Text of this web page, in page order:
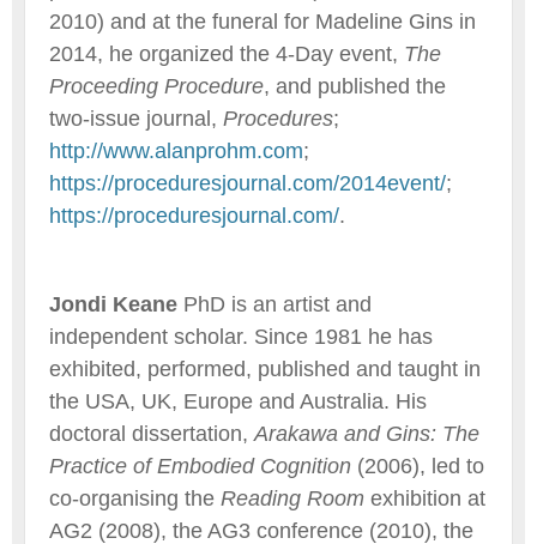
2010) and at the funeral for Madeline Gins in
2014, he organized the 4-Day event, The
Proceeding Procedure, and published the
two-issue journal, Procedures;
http://www.alanprohm.com;
https://proceduresjournal.com/2014event/;
https://proceduresjournal.com/.
Jondi Keane PhD is an artist and
independent scholar. Since 1981 he has
exhibited, performed, published and taught in
the USA, UK, Europe and Australia. His
doctoral dissertation, Arakawa and Gins: The
Practice of Embodied Cognition (2006), led to
co-organising the Reading Room exhibition at
AG2 (2008), the AG3 conference (2010), the